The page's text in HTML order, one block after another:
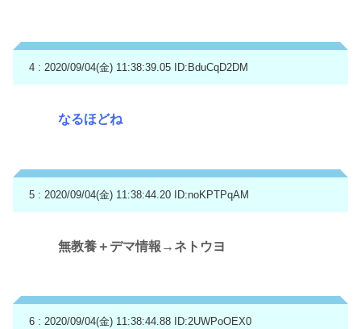
4 : 2020/09/04(金) 11:38:39.05 ID:BduCqD2DM
なるほどね
5 : 2020/09/04(金) 11:38:44.20 ID:noKPTPqAM
無教養＋デマ情報→ネトウヨ
6 : 2020/09/04(金) 11:38:44.88 ID:2UWPoOEX0